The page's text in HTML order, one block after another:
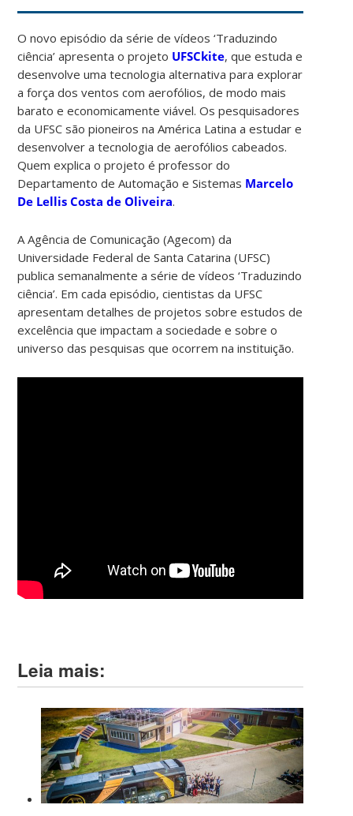
O novo episódio da série de vídeos ‘Traduzindo
ciência’ apresenta o projeto UFSCkite, que estuda e
desenvolve uma tecnologia alternativa para explorar
a força dos ventos com aerofólios, de modo mais
barato e economicamente viável. Os pesquisadores
da UFSC são pioneiros na América Latina a estudar e
desenvolver a tecnologia de aerofólios cabeados.
Quem explica o projeto é professor do
Departamento de Automação e Sistemas Marcelo
De Lellis Costa de Oliveira.
A Agência de Comunicação (Agecom) da
Universidade Federal de Santa Catarina (UFSC)
publica semanalmente a série de vídeos ‘Traduzindo
ciência’. Em cada episódio, cientistas da UFSC
apresentam detalhes de projetos sobre estudos de
excelência que impactam a sociedade e sobre o
universo das pesquisas que ocorrem na instituição.
Leia mais: